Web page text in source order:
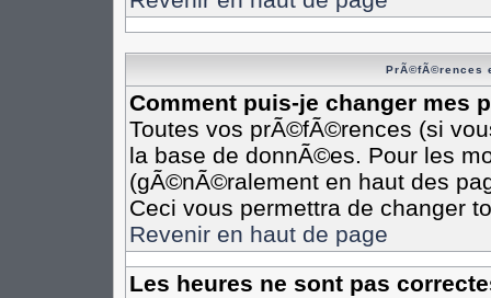
PrÃ©fÃ©rences
Comment puis-je changer mes
Toutes vos prÃ©fÃ©rences (si
la base de donnÃ©es. Pour les
(gÃ©nÃ©ralement en haut des
Ceci vous permettra de changer
Revenir en haut de page
Les heures ne sont pas